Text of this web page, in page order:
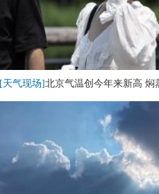
[天气现场]北京气温创今年来新高 焖